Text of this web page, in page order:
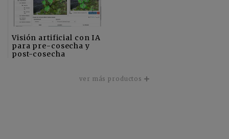
Visión artificial con IA
para pre-cosecha y
post-cosecha
ver más productos